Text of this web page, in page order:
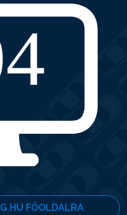
FŐOLDALRA